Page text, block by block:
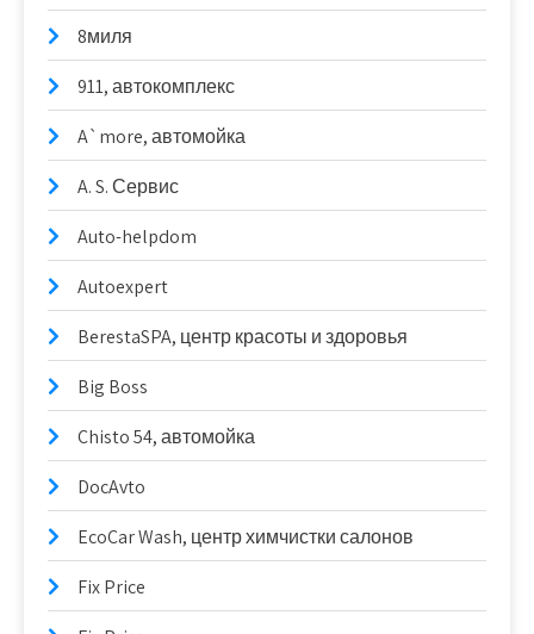
8миля
911, автокомплекс
A`more, автомойка
A. S. Сервис
Auto-helpdom
Autoexpert
BerestaSPA, центр красоты и здоровья
Big Boss
Chisto 54, автомойка
DocAvto
EcoCar Wash, центр химчистки салонов
Fix Price